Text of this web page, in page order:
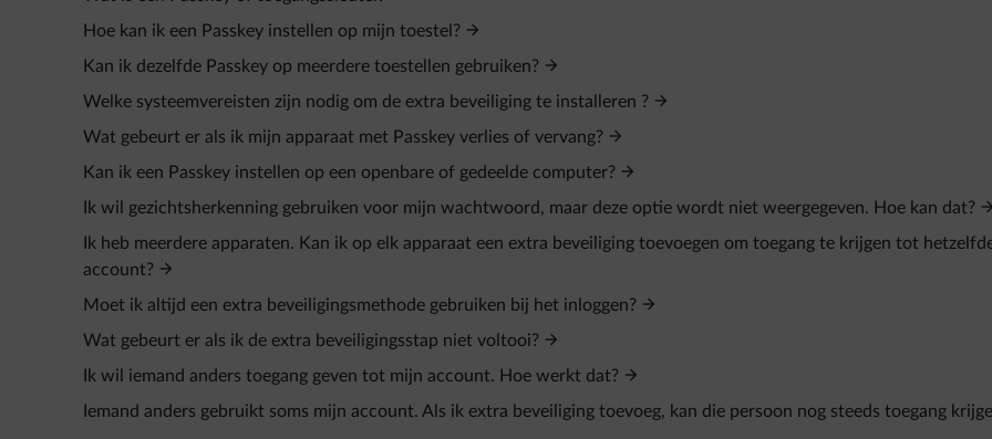
Hoe kan ik een Passkey instellen op mijn toestel?
Kan ik dezelfde Passkey op meerdere toestellen gebruiken?
Welke systeemvereisten zijn nodig om de extra beveiliging te installeren ?
Wat gebeurt er als ik mijn apparaat met Passkey verlies of vervang?
Kan ik een Passkey instellen op een openbare of gedeelde computer?
Ik wil gezichtsherkenning gebruiken voor mijn wachtwoord, maar deze optie wordt niet weergegeven. Hoe kan dat?
Ik heb meerdere apparaten. Kan ik op elk apparaat een extra beveiliging toevoegen om toegang te krijgen tot
account?
Moet ik altijd een extra beveiligingsmethode gebruiken bij het inloggen?
Wat gebeurt er als ik de extra beveiligingsstap niet voltooi?
Ik wil iemand anders toegang geven tot mijn account. Hoe werkt dat?
Iemand anders gebruikt soms mijn account. Als ik extra beveiliging toevoeg, kan die persoon nog steeds toegang